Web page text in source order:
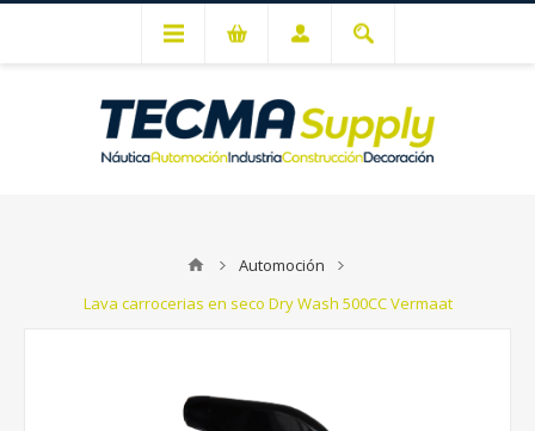
Automoción
Lava carrocerias en seco Dry Wash 500CC Vermaat